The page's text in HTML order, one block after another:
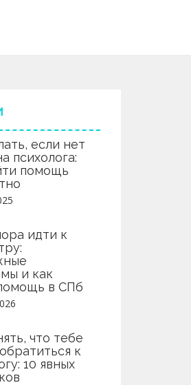
если нет
психолога:
помощь
идти к
и как
в СПб
что тебе
к
10 явных